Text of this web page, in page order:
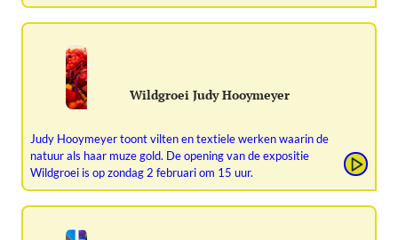
Wildgroei Judy Hooymeyer
Judy Hooymeyer toont vilten en textiele werken waarin de
natuur als haar muze gold. De opening van de expositie
Wildgroei is op zondag 2 februari om 15 uur.